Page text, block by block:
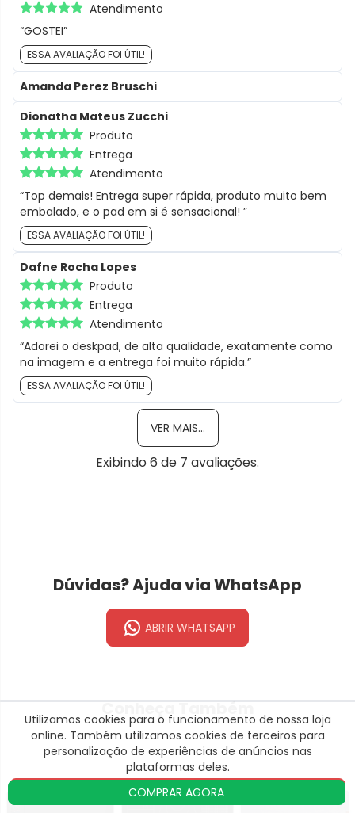
1. Onde é para entregar?
NÃO SEI MEU CEPCOMPRAR AGORA
Atendimento
“GOSTEI”
ESSA AVALIAÇÃO FOI ÚTIL!
Amanda Perez Bruschi
Dionatha Mateus Zucchi
Produto
Entrega
Atendimento
“Top demais! Entrega super rápida, produto muito bem
embalado, e o pad em si é sensacional! ”
ESSA AVALIAÇÃO FOI ÚTIL!
Dafne Rocha Lopes
Produto
Entrega
Atendimento
“Adorei o deskpad, de alta qualidade, exatamente como
na imagem e a entrega foi muito rápida.”
ESSA AVALIAÇÃO FOI ÚTIL!
VER MAIS...
Exibindo 6 de 7 avaliações.
Dúvidas? Ajuda via WhatsApp
ABRIR WHATSAPP
Conheça Também
Utilizamos cookies para o funcionamento de nossa loja
online. Também utilizamos cookies de terceiros para
personalização de experiências de anúncios nas
plataformas deles.
ACEITAR E CONTINUAR